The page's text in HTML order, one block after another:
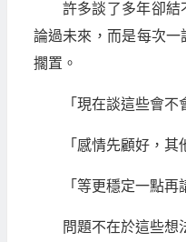
許多談了多年卻結
論過未來，而是每次
擱置。
「現在談這些會不
「感情先顧好，其
「等更穩定一點再
問題不在於這些